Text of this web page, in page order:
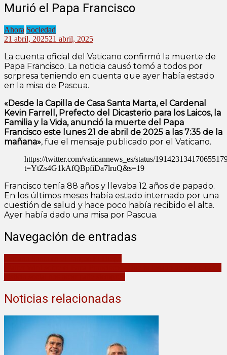
Murió el Papa Francisco
Ahora Sociedad
21 abril, 202521 abril, 2025
La cuenta oficial del Vaticano confirmó la muerte de
Papa Francisco. La noticia causó tomó a todos por
sorpresa teniendo en cuenta que ayer había estado
en la misa de Pascua.
«Desde la Capilla de Casa Santa Marta, el Cardenal
Kevin Farrell, Prefecto del Dicasterio para los Laicos, la
Familia y la Vida, anunció la muerte del Papa
Francisco este lunes 21 de abril de 2025 a las 7:35 de la
mañana», fue el mensaje publicado por el Vaticano.
https://twitter.com/vaticannews_es/status/
t=YtZs4G1kAfQBpfiDa7lruQ&s=19
Francisco tenía 88 años y llevaba 12 años de papado.
En los últimos meses había estado internado por una
cuestión de salud y hace poco había recibido el alta.
Ayer había dado una misa por Pascua.
Navegación de entradas
Noticias relacionadas